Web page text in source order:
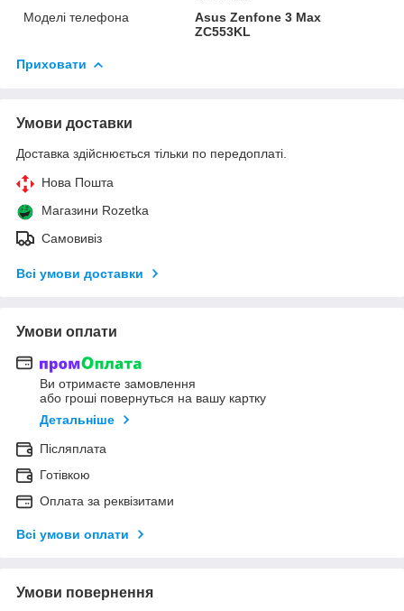
Моделі телефона
Asus Zenfone 3 Max
ZC553KL
Приховати
Умови доставки
Доставка здійснюється тільки по передоплаті.
Нова Пошта
Магазини Rozetka
Самовивіз
Всі умови доставки
Умови оплати
Ви отримаєте замовлення
або гроші повернуться на вашу картку
Детальніше
Післяплата
Готівкою
Оплата за реквізитами
Всі умови оплати
Умови повернення